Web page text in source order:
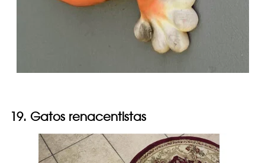
19. Gatos renacentistas